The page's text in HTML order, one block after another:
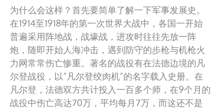
为什么会这样？首先要简单了解一下军事发展史。
在1914至1918年的第一次世界大战中，各国一开始
普遍采用阵地战，战壕战，进攻时往往先放一阵
炮，随即开始人海冲击，遇到防守的步枪与机枪火
力网常常伤亡惨重。著名的战役有在法德边境的凡
尔登战役，以“凡尔登绞肉机”的名字载入史册。在
凡尔登，法德双方共计投入一百多个师，在9个月的
战役中伤亡高达70万，平均每月7万，而这还不是